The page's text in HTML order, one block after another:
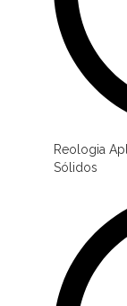
Reologia
Sólidos